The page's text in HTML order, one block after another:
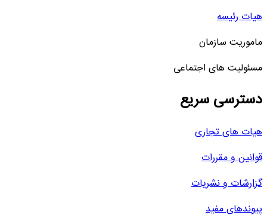
هیات رئیسه
ماموریت سازمان
مسئولیت های اجتماعی
دسترسی سریع
هیات های تجاری
قوانین و مقررات
گزارشات و نشریات
پیوندهای مفید